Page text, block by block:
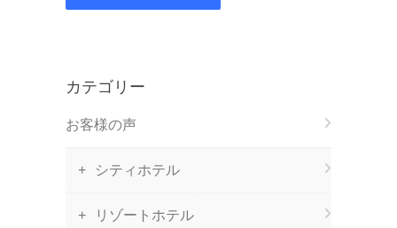
カテゴリー
お客様の声
シティホテル
リゾートホテル